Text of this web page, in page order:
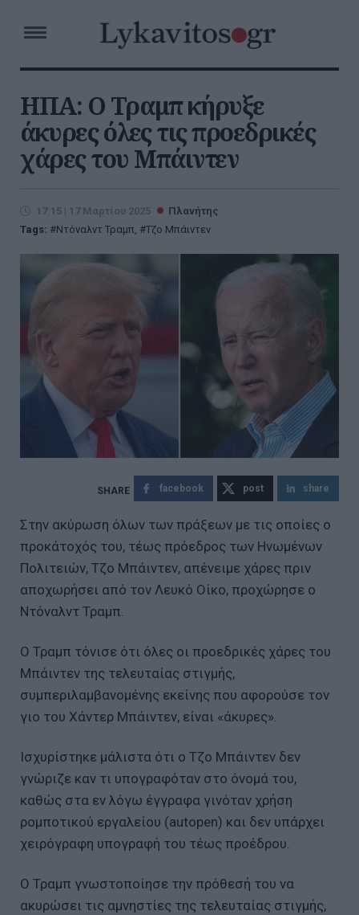
ΗΠΑ: Ο Τραμπ κήρυξε
άκυρες όλες τις προεδρικές
χάρες του Μπάιντεν
17:15 | 17 Μαρτίου 2025
Πλανήτης
Tags:
Ντόναλντ Τραμπ, Τζο Μπάιντεν
facebook post share
Στην ακύρωση όλων των πράξεων με τις οποίες ο
προκάτοχός του, τέως πρόεδρος των Ηνωμένων
Πολιτειών, Τζο Μπάιντεν, απένειμε χάρες πριν
αποχωρήσει από τον Λευκό Οίκο, προχώρησε ο
Ντόναλντ Τραμπ.
Ο Τραμπ τόνισε ότι όλες οι προεδρικές χάρες του
Μπάιντεν της τελευταίας στιγμής,
συμπεριλαμβανομένης εκείνης που αφορούσε τον
γιο του Χάντερ Μπάιντεν, είναι «άκυρες».
Ισχυρίστηκε μάλιστα ότι ο Τζο Μπάιντεν δεν
γνώριζε καν τι υπογραφόταν στο όνομά του,
καθώς στα εν λόγω έγγραφα γινόταν χρήση
ρομποτικού εργαλείου (autopen) και δεν υπάρχει
χειρόγραφη υπογραφή του τέως προέδρου.
Ο Τραμπ γνωστοποίησε την πρόθεσή του να
ακυρώσει τις αμνηστίες της τελευταίας στιγμής,